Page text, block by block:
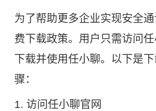
为了帮助更多企业实现安全
费下载政策。用户只需访问 任
下载并使用任小聊。以下是
骤：
1. 访问任小聊官网